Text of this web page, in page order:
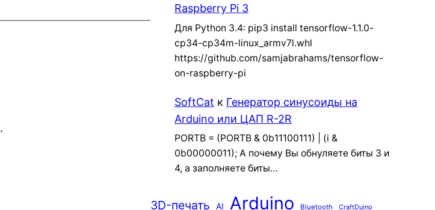
.
Raspberry Pi 3
Для Python 3.4: pip3 install tensorflow-1.1.0-
cp34-cp34m-linux_armv7l.whl
https://github.com/samjabrahams/tensorflow-
on-raspberry-pi
SoftCat к Генератор синусоиды на
Arduino или ЦАП R-2R
PORTB = (PORTB & 0b11100111) | (i &
0b00000011); А почему Вы обнуляете биты 3 и
4, а заполняете биты…
3D-печать AI Arduino Bluetooth CraftDuino